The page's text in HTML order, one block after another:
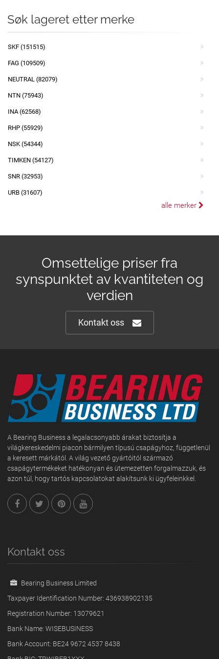
Søk lageret etter merke
SKF (151515)
FAG (109509)
NEUTRAL (82079)
NTN (75943)
INA (62568)
RHP (55929)
NSK (54344)
TIMKEN (54127)
SNR (32953)
URB (31607)
alle merker
Omsettelige priser fra
synspunktet av kvantiteten og
verdien
Kontakt oss
A Bearing Business a legalacsonyabb árakat biztosítja a
világkereskedelmi piacon bármilyen típusú csapágyhoz, függetlenül
a keresett márkától. A világ vezető gyártóitól származó
csapágytermékeket hatékonyan és ütemezetten forgalmazzuk, és
azon túl, hogy tartós kapcsolatokat alakítsunk ki ügyfeleinkkel.
Kontakt oss
Bearing Business Limited
Taxpayer Identification Number: 436938902135
Registration Number: 13079621
Bank Name: WISEBUSINESS
Bank Account: BE24 9672 4537 8438